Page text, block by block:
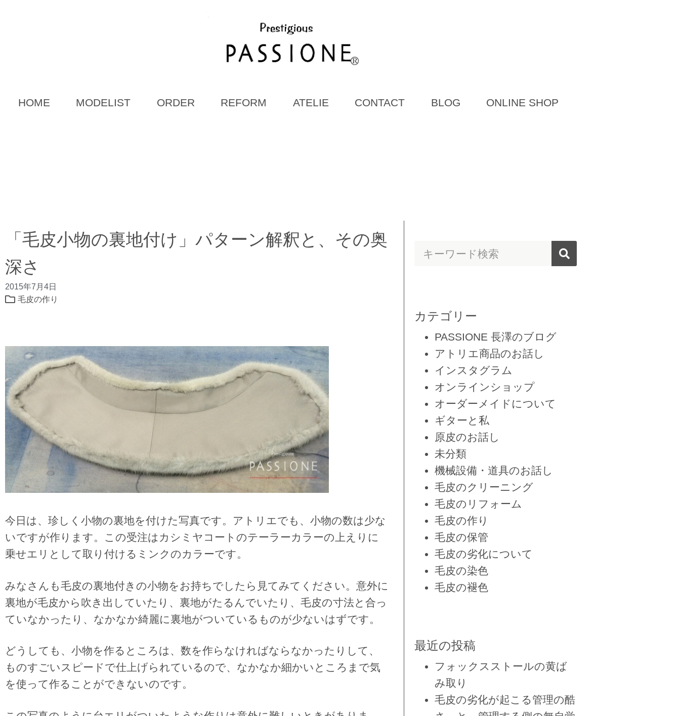
HOME MODELIST ORDER REFORM ATELIE CONTACT BLOG ONLINE SHOP
「毛皮小物の裏地付け」パターン解釈と、その奥
深さ
2015年7月4日
毛皮の作り
今日は、珍しく小物の裏地を付けた写真です。アトリエでも、小物の数は少な
いですが作ります。この受注はカシミヤコートのテーラーカラーの上えりに
乗せエリとして取り付けるミンクのカラーです。
みなさんも毛皮の裏地付きの小物をお持ちでしたら見てみてください。意外に
裏地が毛皮から吹き出していたり、裏地がたるんでいたり、毛皮の寸法と合っ
ていなかったり、なかなか綺麗に裏地がついているものが少ないはずです。
どうしても、小物を作るところは、数を作らなければならなかったりして、
ものすごいスピードで仕上げられているので、なかなか細かいところまで気
を使って作ることができないのです。
カテゴリー
PASSIONE 長澤のブログ
アトリエ商品のお話し
インスタグラム
オンラインショップ
オーダーメイドについて
ギターと私
原皮のお話し
未分類
機械設備・道具のお話し
毛皮のクリーニング
毛皮のリフォーム
毛皮の作り
毛皮の保管
毛皮の劣化について
毛皮の染色
毛皮の褪色
最近の投稿
フォックスストールの黄ば
み取り
毛皮の劣化が起こる管理の酷